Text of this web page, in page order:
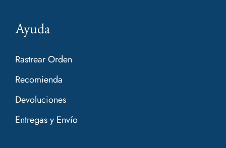
Ayuda
Rastrear Orden
Recomienda
Devoluciones
Entregas y Envío